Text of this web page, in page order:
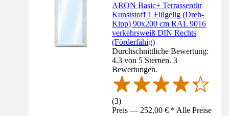
ARON Basic+ Terrassentür
Kunststoff 1 Flügelig (Dreh-
Kipp) 90x200 cm RAL 9016
verkehrsweiß DIN Rechts
(Förderfähig)
Durchschnittliche Bewertung:
4.3 von 5 Sternen. 3
Bewertungen.
(3)
Preis — 252,00 € * Alle Preise